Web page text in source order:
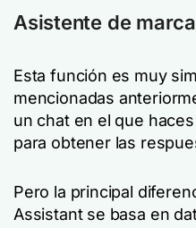
Asistente de marca
Esta función es muy
mencionadas
un chat en el que
para obtener las
Pero la principal
Assistant se basa en